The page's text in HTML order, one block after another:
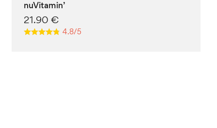
nuVitamin’
21.90 €
4.8/5